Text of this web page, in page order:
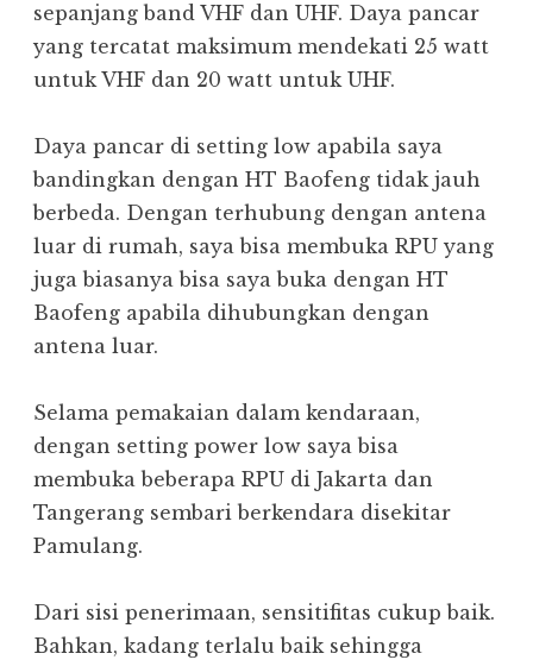
sepanjang band VHF dan UHF. Daya pancar
yang tercatat maksimum mendekati 25 watt
untuk VHF dan 20 watt untuk UHF.
Daya pancar di setting low apabila saya
bandingkan dengan HT Baofeng tidak jauh
berbeda. Dengan terhubung dengan antena
luar di rumah, saya bisa membuka RPU yang
juga biasanya bisa saya buka dengan HT
Baofeng apabila dihubungkan dengan
antena luar.
Selama pemakaian dalam kendaraan,
dengan setting power low saya bisa
membuka beberapa RPU di Jakarta dan
Tangerang sembari berkendara disekitar
Pamulang.
Dari sisi penerimaan, sensitifitas cukup baik.
Bahkan, kadang terlalu baik sehingga